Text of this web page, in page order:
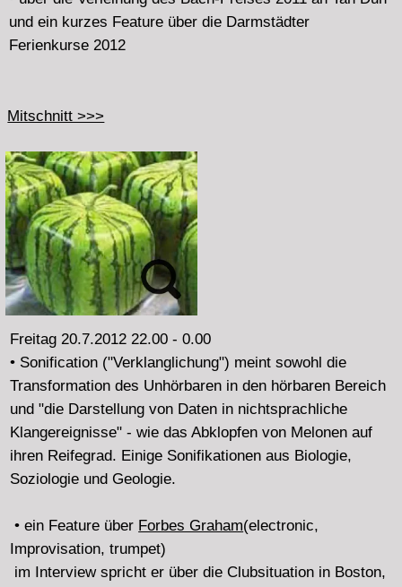
Ab 2005 wird dasLexikonan der Uni Hamburg
herausgegeben von Claudia Maurer Zenck und Peter
Petersen unter Mitarbeit von Sophie Fetthauer.
Schönberg, Erwin Schulhoff, Viktor Ullmann, Stefan
Mitschnitt >>>
Records von blurred edges 2012 Konzerten, einen Tag
vor Ende des Festivals:
Phantom Horse (Ulf Schütte, Niklas Dommaschk) •
17.5.12 Golem
Michel Doneda: Sax, Nils Ostendorf: Trompete, John
Hughes: Kontrabass, Gunnar Lettow: präp.E-Bass,
Elektronik • 15.5.12 Frequenzgänge
Reinhart Hammerschmidt: Kontrabass, Robert Klammer:
Zither, Objekte, Elektr., Gunnar Lettow: präp. E-Bass,
Golden Pudel Club
Carlos Cotallo: für ein Becken (2010) - Lee Ferguson:
Becken
Malte Giese: Upcycling study 2 - Malte Giese: Laptop,